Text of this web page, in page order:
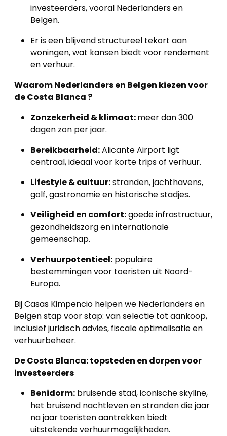
investeerders, vooral Nederlanders en
Belgen.
Er is een blijvend structureel tekort aan
woningen, wat kansen biedt voor rendement
en verhuur.
Waarom Nederlanders en Belgen kiezen voor
de Costa Blanca ?
Zonzekerheid & klimaat:meer dan 300
dagen zon per jaar.
Bereikbaarheid:Alicante Airport ligt
centraal, ideaal voor korte trips of verhuur.
Lifestyle & cultuur:stranden, jachthavens,
golf, gastronomie en historische stadjes.
Veiligheid en comfort:goede infrastructuur,
gezondheidszorg en internationale
gemeenschap.
Verhuurpotentieel: populaire
bestemmingen voor toeristen uit Noord-
Europa.
Bij Casas Kimpencio helpen we Nederlanders en
Belgen stap voor stap: van selectie tot aankoop,
inclusief juridisch advies, fiscale optimalisatie en
verhuurbeheer.
De Costa Blanca: topsteden en dorpen voor
investeerders
Benidorm: bruisende stad, iconische skyline,
het bruisend nachtleven en stranden die jaar
na jaar toeristen aantrekken biedt
uitstekende verhuurmogelijkheden.